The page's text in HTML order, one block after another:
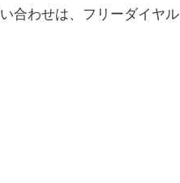
合わせは、フリーダイヤル